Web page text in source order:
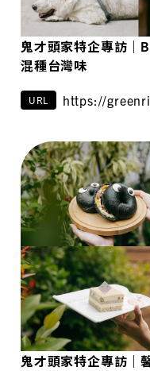
鬼才頭家特企專訪｜
混種台灣味
URL https://
鬼才頭家特企專訪｜